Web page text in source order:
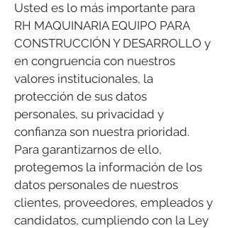
Usted es lo más importante para
RH MAQUINARIA EQUIPO PARA
CONSTRUCCIÓN Y DESARROLLO y
en congruencia con nuestros
valores institucionales, la
protección de sus datos
personales, su privacidad y
confianza son nuestra prioridad.
Para garantizarnos de ello,
protegemos la información de los
datos personales de nuestros
clientes, proveedores, empleados y
candidatos, cumpliendo con la Ley